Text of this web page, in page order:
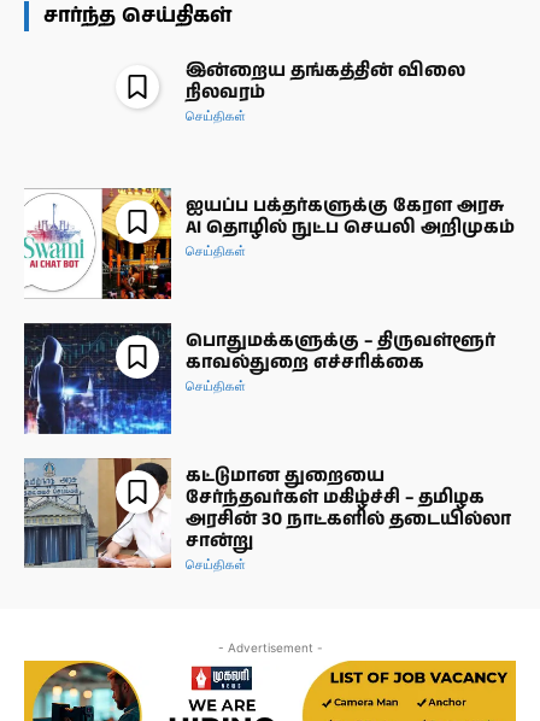
சார்ந்த செய்திகள்
இன்றைய தங்கத்தின் விலை
நிலவரம்
செய்திகள்
ஐயப்ப பக்தர்களுக்கு கேரள அரசு
AI தொழில் நுட்ப செயலி அறிமுகம்
செய்திகள்
பொதுமக்களுக்கு – திருவள்ளூர்
காவல்துறை எச்சரிக்கை
செய்திகள்
கட்டுமான துறையை
சேர்ந்தவர்கள் மகிழ்ச்சி – தமிழக
அரசின் 30 நாட்களில் தடையில்லா
சான்று
செய்திகள்
- Advertisement -